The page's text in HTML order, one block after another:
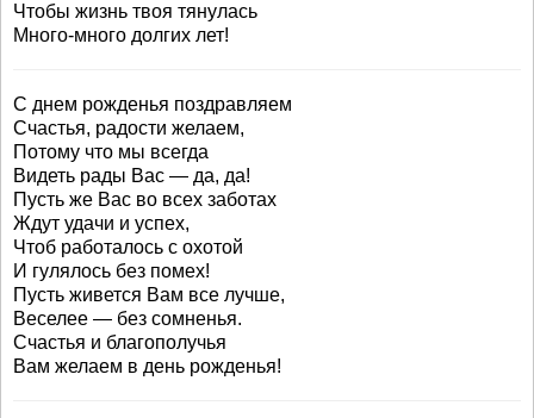
Чтобы жизнь твоя тянулась
Много-много долгих лет!
С днем рожденья поздравляем
Счастья, радости желаем,
Потому что мы всегда
Видеть рады Вас — да, да!
Пусть же Вас во всех заботах
Ждут удачи и успех,
Чтоб работалось с охотой
И гулялось без помех!
Пусть живется Вам все лучше,
Веселее — без сомненья.
Счастья и благополучья
Вам желаем в день рожденья!